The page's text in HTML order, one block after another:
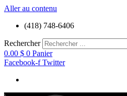
Aller au contenu
(418) 748-6406
Rechercher
0.00 $ 0 Panier
Facebook-f Twitter